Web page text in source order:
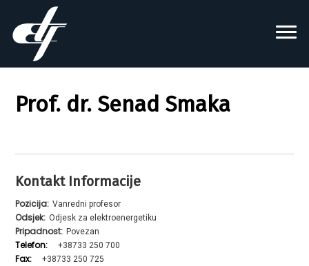
Prof. dr. Senad Smaka
Kontakt Informacije
Pozicija: Vanredni profesor
Odsjek: Odjesk za elektroenergetiku
Pripadnost: Povezan
Telefon: +38733 250 700
Fax: +38733 250 725